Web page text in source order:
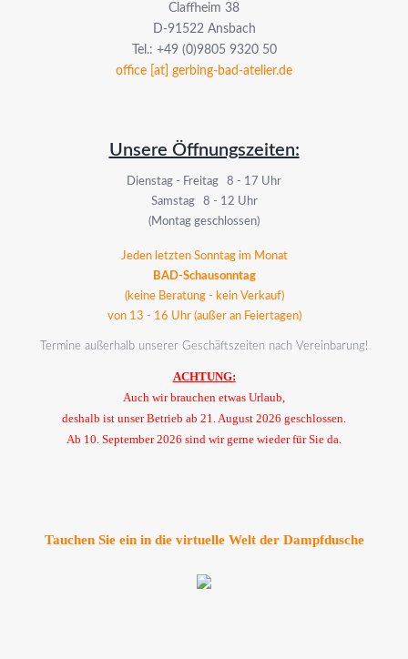
Claffheim 38
D-91522 Ansbach
Tel.: +49 (0)9805 9320 50
office [at] gerbing-bad-atelier.de
Unsere Öffnungszeiten:
Dienstag - Freitag 8 - 17 Uhr
Samstag 8 - 12 Uhr
(Montag geschlossen)
Jeden letzten Sonntag im Monat
BAD-Schausonntag
(keine Beratung - kein Verkauf)
von 13 - 16 Uhr (außer an Feiertagen)
Termine außerhalb unserer Geschäftszeiten nach Vereinbarung!
ACHTUNG:
Auch wir brauchen etwas Urlaub,
deshalb ist unser Betrieb ab 21. August 2026 geschlossen.
Ab 10. September 2026 sind wir gerne wieder für Sie da.
Tauchen Sie ein in die virtuelle Welt der Dampfdusche